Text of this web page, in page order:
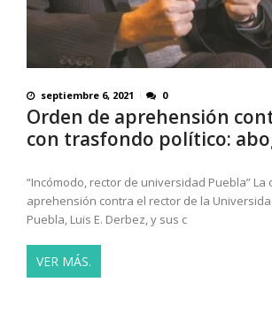
septiembre 6, 2021 0
Orden de aprehensión
con trasfondo político:
“Incómodo, rector de universidad Puebla” La
aprehensión contra el rector de la
Puebla, Luis E. Derbez, y sus c
VER MÁS.